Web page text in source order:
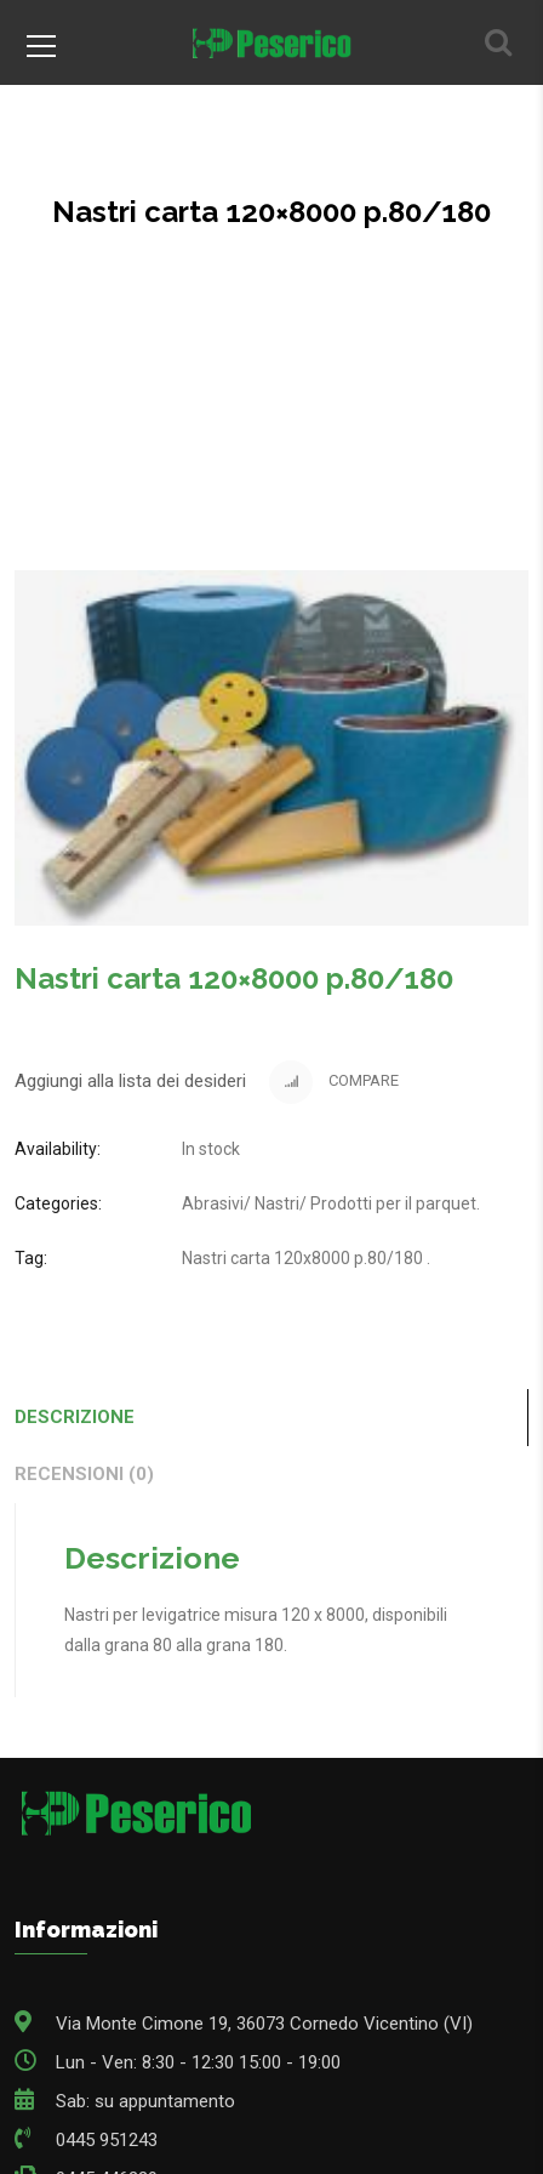
Nastri carta 120×8000 p.80/180
Nastri carta 120×8000 p.80/180
Aggiungi alla lista dei desideri COMPARE
Availability: In stock
Categories: Abrasivi/Nastri/Prodotti per il parquet
Tag: Nastri carta 120x8000 p.80/180
DESCRIZIONE
RECENSIONI (0)
Descrizione
Nastri per levigatrice misura 120 x 8000, disponibili
dalla grana 80 alla grana 180.
Informazioni
Via Monte Cimone 19, 36073 Cornedo Vicentino (VI)
Lun - Ven: 8:30 - 12:30 15:00 - 19:00
Sab: su appuntamento
0445 951243